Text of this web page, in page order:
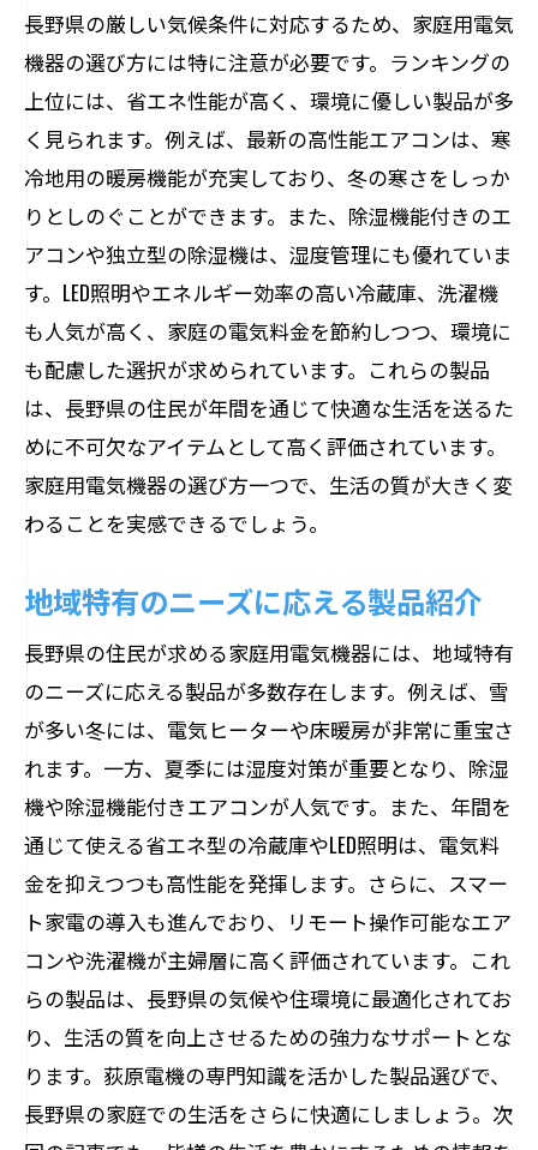
長野県の厳しい気候条件に対応するため、家庭用電気
機器の選び方には特に注意が必要です。ランキングの
上位には、省エネ性能が高く、環境に優しい製品が多
く見られます。例えば、最新の高性能エアコンは、寒
冷地用の暖房機能が充実しており、冬の寒さをしっか
りとしのぐことができます。また、除湿機能付きのエ
アコンや独立型の除湿機は、湿度管理にも優れていま
す。LED照明やエネルギー効率の高い冷蔵庫、洗濯機
も人気が高く、家庭の電気料金を節約しつつ、環境に
も配慮した選択が求められています。これらの製品
は、長野県の住民が年間を通じて快適な生活を送るた
めに不可欠なアイテムとして高く評価されています。
家庭用電気機器の選び方一つで、生活の質が大きく変
わることを実感できるでしょう。
地域特有のニーズに応える製品紹介
長野県の住民が求める家庭用電気機器には、地域特有
のニーズに応える製品が多数存在します。例えば、雪
が多い冬には、電気ヒーターや床暖房が非常に重宝さ
れます。一方、夏季には湿度対策が重要となり、除湿
機や除湿機能付きエアコンが人気です。また、年間を
通じて使える省エネ型の冷蔵庫やLED照明は、電気料
金を抑えつつも高性能を発揮します。さらに、スマー
ト家電の導入も進んでおり、リモート操作可能なエア
コンや洗濯機が主婦層に高く評価されています。これ
らの製品は、長野県の気候や住環境に最適化されてお
り、生活の質を向上させるための強力なサポートとな
ります。荻原電機の専門知識を活かした製品選びで、
長野県の家庭での生活をさらに快適にしましょう。次